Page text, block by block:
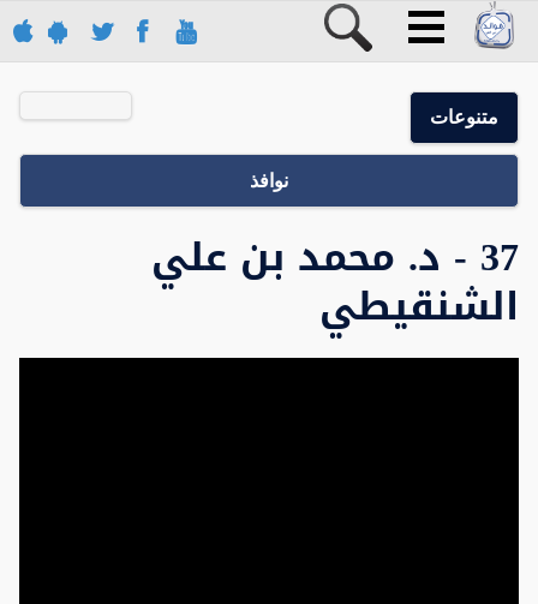
متنوعات
نوافذ
37 - د. محمد بن علي
الشنقيطي